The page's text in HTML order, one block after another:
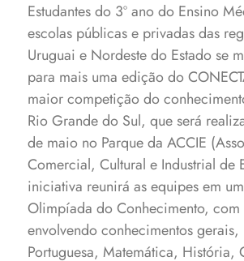
Estudantes do 3º ano do Ensino
escolas públicas e privadas das
Uruguai e Nordeste do Estado se
para mais uma edição do
maior competição do
Rio Grande do Sul, que será
de maio no Parque da ACCIE
Comercial, Cultural e Industrial de
iniciativa reunirá as equipes em
Olimpíada do Conhecimento, com
envolvendo conhecimentos gerais,
Portuguesa, Matemática, História,